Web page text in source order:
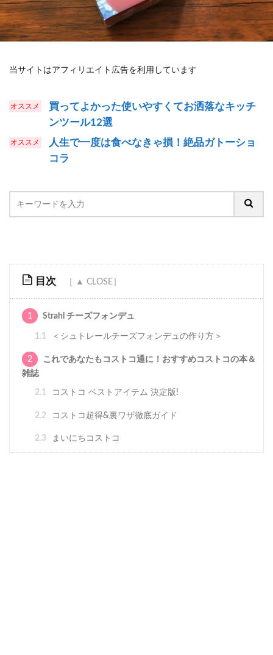
当サイトはアフィリエイト広告を利用しています
買ってよかった使いやすくてお洒落なキッチ
ンツール12選
人生で一度は食べなきゃ損！絶品ガトーショ
コラ
目次
1 Strahl チーズフォンデュ
1.1 ＜シュトレールチーズフォンデュの作り方＞
2
これであなたもコストコ通に！おすすめコストコの本＆
雑誌
2.1 コストコ ベストアイテム 決定版!
2.2 コストコ超得&裏ワザ徹底ガイド
2.3 まいにちコストコ